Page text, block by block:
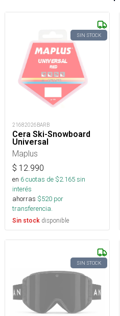
SIN STOCK
21682026BARB
Cera Ski-Snowboard
Universal
Maplus
$ 12.990
en 6cuotas de $2.165sin
interés
ahorras $520 por
transferencia.
Sin stock disponible
SIN STOCK